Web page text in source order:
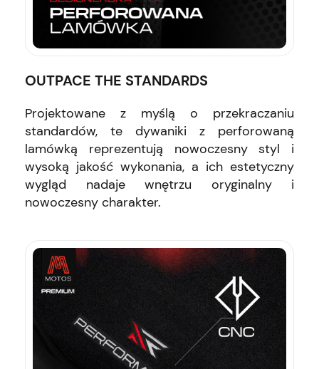
OUTPACE THE STANDARDS
Projektowane z myślą o przekraczaniu
standardów, te dywaniki z perforowaną
lamówką reprezentują nowoczesny styl i
wysoką jakość wykonania, a ich estetyczny
wygląd nadaje wnętrzu oryginalny i
nowoczesny charakter.